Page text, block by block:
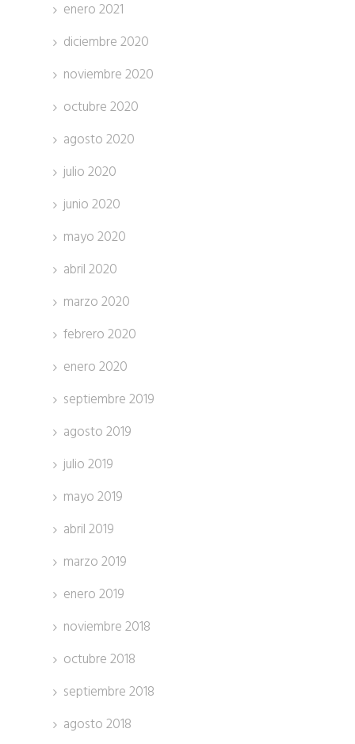
enero 2021
diciembre 2020
noviembre 2020
octubre 2020
agosto 2020
julio 2020
junio 2020
mayo 2020
abril 2020
marzo 2020
febrero 2020
enero 2020
septiembre 2019
agosto 2019
julio 2019
mayo 2019
abril 2019
marzo 2019
enero 2019
noviembre 2018
octubre 2018
septiembre 2018
agosto 2018